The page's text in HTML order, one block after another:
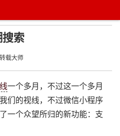
索
转载大师
一个多月，不过这一个多月
们的视线，不过微信小程序
一个众望所归的新功能：支